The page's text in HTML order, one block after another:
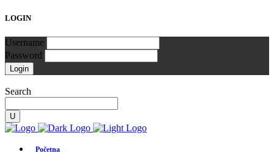
LOGIN
Username
Password
Search
Početna